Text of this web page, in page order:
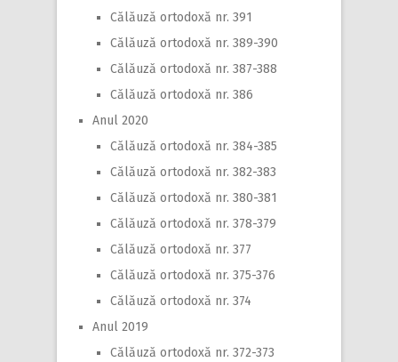
Călăuză ortodoxă nr. 391
Călăuză ortodoxă nr. 389-390
Călăuză ortodoxă nr. 387-388
Călăuză ortodoxă nr. 386
Anul 2020
Călăuză ortodoxă nr. 384-385
Călăuză ortodoxă nr. 382-383
Călăuză ortodoxă nr. 380-381
Călăuză ortodoxă nr. 378-379
Călăuză ortodoxă nr. 377
Călăuză ortodoxă nr. 375-376
Călăuză ortodoxă nr. 374
Anul 2019
Călăuză ortodoxă nr. 372-373